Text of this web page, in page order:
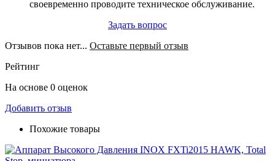
своевременно проводите техническое обслуживание.
Задать вопрос
Отзывов пока нет... Оставьте первый отзыв
Рейтинг
На основе 0 оценок
Добавить отзыв
Похожие товары